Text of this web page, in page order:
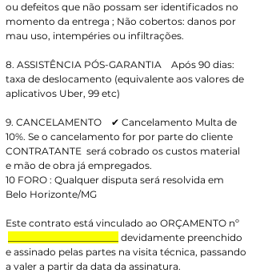
ou defeitos que não possam ser identificados no
momento da entrega ; Não cobertos: danos por
mau uso, intempéries ou infiltrações.
8. ASSISTÊNCIA PÓS-GARANTIA    Após 90 dias:
taxa de deslocamento (equivalente aos valores de
aplicativos Uber, 99 etc)
9. CANCELAMENTO    ✔ Cancelamento Multa de
10%. Se o cancelamento for por parte do cliente
CONTRATANTE  será cobrado os custos material
e mão de obra já empregados.
10 FORO : Qualquer disputa será resolvida em
Belo Horizonte/MG
Este contrato está vinculado ao ORÇAMENTO nº
devidamente preenchido
e assinado pelas partes na visita técnica, passando
a valer a partir da data da assinatura.